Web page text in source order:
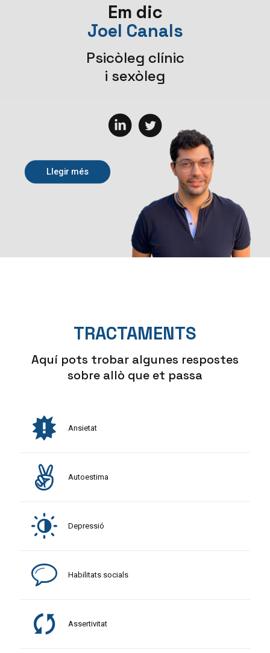
Em dic
Joel Canals
Psicòleg clínic
i sexòleg
Llegir més
TRACTAMENTS
Aquí pots trobar algunes respostes
sobre allò que et passa
Ansietat
Autoestima
Depressió
Habilitats socials
Assertivitat